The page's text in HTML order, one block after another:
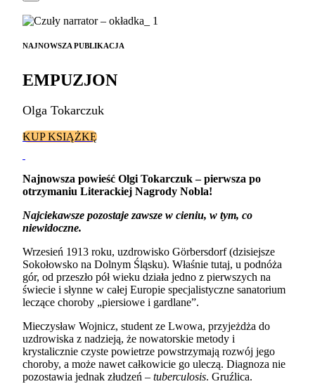
NAJNOWSZA PUBLIKACJA
EMPUZJON
Olga Tokarczuk
KUP KSIĄŻKĘ
Najnowsza powieść Olgi Tokarczuk – pierwsza po
otrzymaniu Literackiej Nagrody Nobla!
Najciekawsze pozostaje zawsze w cieniu, w tym, co
niewidoczne.
Wrzesień 1913 roku, uzdrowisko Görbersdorf (dzisiejsze
Sokołowsko na Dolnym Śląsku). Właśnie tutaj, u podnóża
gór, od przeszło pół wieku działa jedno z pierwszych na
świecie i słynne w całej Europie specjalistyczne sanatorium
leczące choroby „piersiowe i gardlane”.
Mieczysław Wojnicz, student ze Lwowa, przyjeżdża do
uzdrowiska z nadzieją, że nowatorskie metody i
krystalicznie czyste powietrze powstrzymają rozwój jego
choroby, a może nawet całkowicie go uleczą. Diagnoza nie
pozostawia jednak złudzeń – tuberculosis. Gruźlica.